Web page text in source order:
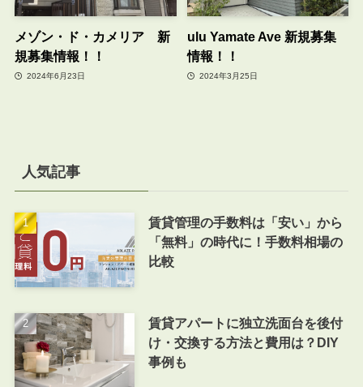
メゾン・ド・カメリア 新
規募集情報！！
2024年6月23日
ulu Yamate Ave 新規募集
情報！！
2024年3月25日
人気記事
賃貸管理の手数料は「安い」から
「無料」の時代に！手数料相場の
比較
賃貸アパートに独立洗面台を後付
け・交換する方法と費用は？DIY
事例も